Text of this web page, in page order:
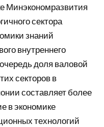
Минэкономразвития
сектора
знаний
внутреннего
доля валовой
секторов в
составляет более
в экономике
технологий